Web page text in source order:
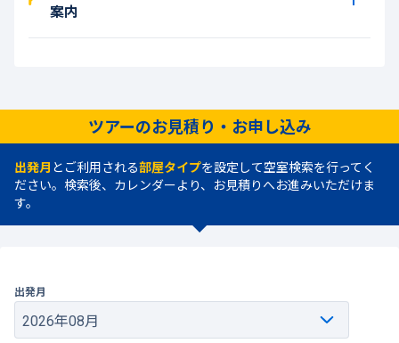
案内
ツアーのお見積り・お申し込み
出発月 とご利用される部屋タイプを設定して空室検索を行ってく
ださい。検索後、カレンダーより、お見積りへお進みいただけま
す。
出発月